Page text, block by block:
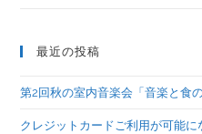
最近の投稿
第2回秋の室内音楽会「音楽と食
クレジットカードご利用が可能に